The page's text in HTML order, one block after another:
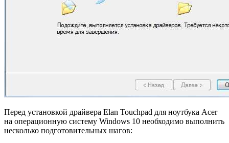
Перед установкой драйвера Elan Touchpad для ноутбука Acer
на операционную систему Windows 10 необходимо выполнить
несколько подготовительных шагов: